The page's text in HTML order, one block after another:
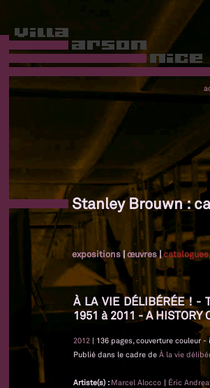
Stanley Brouwn :
expositions|œuvres|
À LA VIE DÉLIBÉRÉE ! -
1951 à 2011 - A HISTORY
2012| 136 pages, couverture couleur
Publié dans le cadre de À la vie
Artiste(s) : Marcel Alocco | Éric